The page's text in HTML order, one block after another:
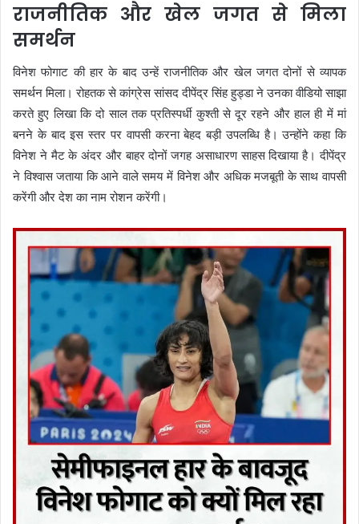
राजनीतिक और खेल जगत से मिला
समर्थन
विनेश फोगाट की हार के बाद उन्हें राजनीतिक और खेल जगत दोनों से व्यापक
समर्थन मिला। रोहतक से कांग्रेस सांसद दीपेंद्र सिंह हुड्डा ने उनका वीडियो साझा
करते हुए लिखा कि दो साल तक प्रतिस्पर्धी कुश्ती से दूर रहने और हाल ही में मां
बनने के बाद इस स्तर पर वापसी करना बेहद बड़ी उपलब्धि है। उन्होंने कहा कि
विनेश ने मैट के अंदर और बाहर दोनों जगह असाधारण साहस दिखाया है। दीपेंद्र
ने विश्वास जताया कि आने वाले समय में विनेश और अधिक मजबूती के साथ वापसी
करेंगी और देश का नाम रोशन करेंगी।